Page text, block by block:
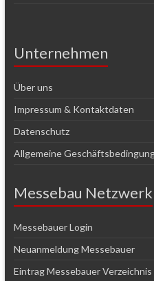
Unternehmen
Über uns
Impressum & Kontaktdaten
Datenschutz
Allgemeine
Messebau Netzwerk
Messebauer Login
Neuanmeldung Messebauer
Eintrag Messebauer Verzeichnis